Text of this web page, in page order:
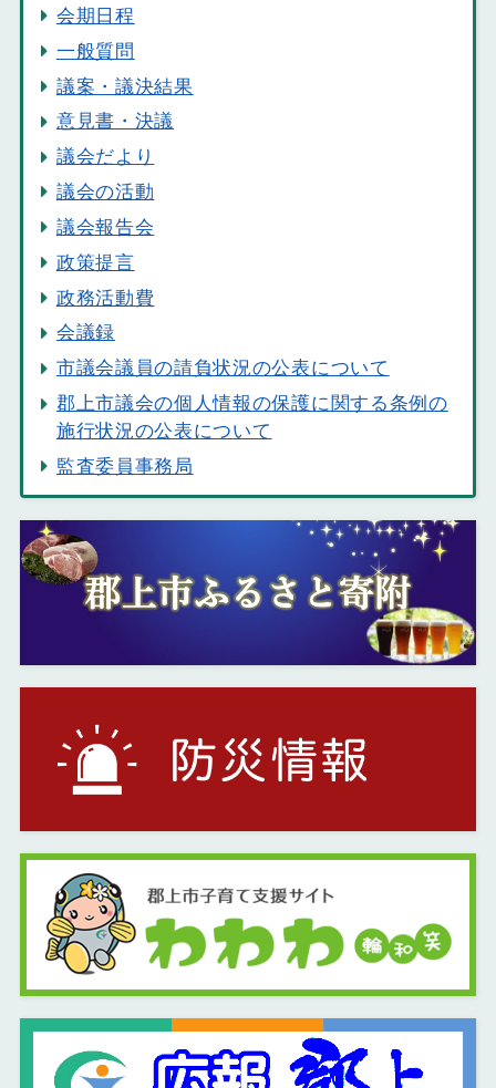
会期日程
一般質問
議案・議決結果
意見書・決議
議会だより
議会の活動
議会報告会
政策提言
政務活動費
会議録
市議会議員の請負状況の公表について
郡上市議会の個人情報の保護に関する条例の
施行状況の公表について
監査委員事務局